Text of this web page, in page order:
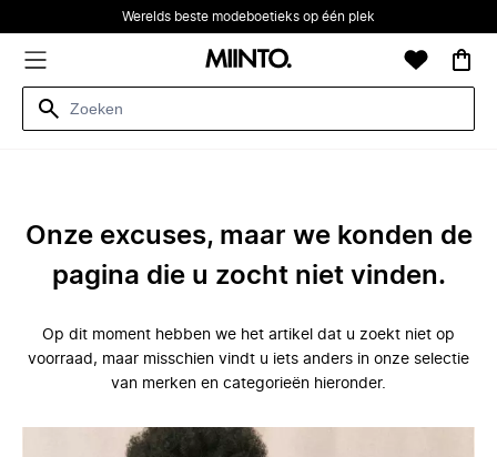
Werelds beste modeboetieks op één plek
Onze excuses, maar we konden de
pagina die u zocht niet vinden.
Op dit moment hebben we het artikel dat u zoekt niet op
voorraad, maar misschien vindt u iets anders in onze selectie
van merken en categorieën hieronder.